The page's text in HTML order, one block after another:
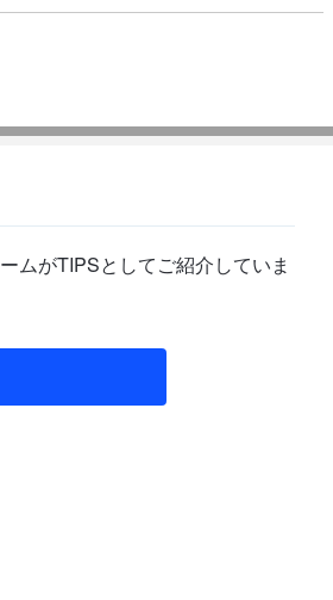
ムがTIPSとしてご紹介していま